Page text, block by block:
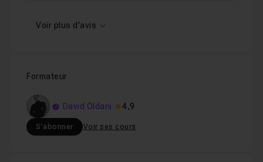
Voir plus d'avis
Formateur
David Oldani 4,9
S'abonner Voir ses cours